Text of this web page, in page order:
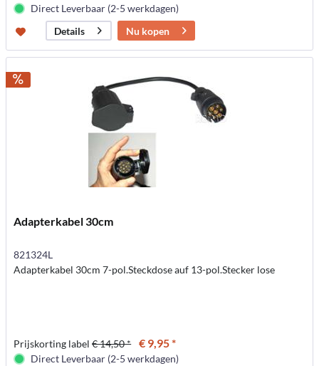
Direct Leverbaar (2-5 werkdagen)
Details
Nu kopen
Adapterkabel 30cm
821324L
Adapterkabel 30cm 7-pol.Steckdose auf 13-pol.Stecker lose
Prijskorting label€ 14,50 * € 9,95 *
Direct Leverbaar (2-5 werkdagen)